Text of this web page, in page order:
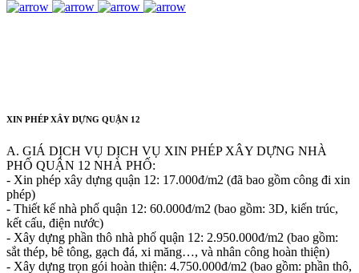
XIN PHÉP XÂY DỰNG QUẬN 12
A. GIÁ DỊCH VỤ DỊCH VỤ XIN PHÉP XÂY DỰNG NHÀ
PHỐ QUẬN 12 NHÀ PHỐ:
- Xin phép xây dựng quận 12: 17.000đ/m2 (đã bao gồm công đi xin
phép)
- Thiết kế nhà phố quận 12: 60.000đ/m2 (bao gồm: 3D, kiến trúc,
kết cấu, điện nước)
- Xây dựng phần thô nhà phố quận 12: 2.950.000đ/m2 (bao gồm:
sắt thép, bê tông, gạch đá, xi măng…, và nhân công hoàn thiện)
- Xây dựng trọn gói hoàn thiện: 4.750.000đ/m2 (bao gồm: phần thô,